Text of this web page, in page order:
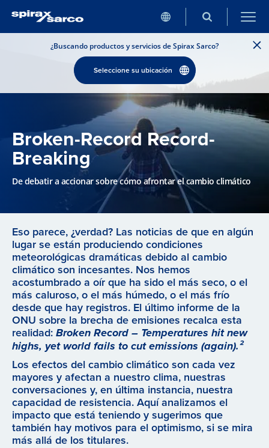
¿Buscando productos y servicios de Spirax Sarco?
Seleccione su ubicación
Broken-Record Record-
Breaking
De debatir a accionar sobre cómo afrontar el cambio climático
Eso parece, ¿verdad? Las noticias de que en algún
lugar se están produciendo condiciones
meteorológicas dramáticas debido al cambio
climático son incesantes. Nos hemos
acostumbrado a oír que ha sido el más seco, o el
más caluroso, o el más húmedo, o el más frío
desde que hay registros. El último informe de la
ONU sobre la brecha de emisiones recalca esta
realidad: Broken Record – Temperatures hit new
highs, yet world fails to cut emissions (again).²
Los efectos del cambio climático son cada vez
mayores y afectan a nuestro clima, nuestras
conversaciones y, en última instancia, nuestra
capacidad de resistencia. Aquí analizamos el
impacto que está teniendo y sugerimos que
también hay motivos para el optimismo, si se mira
más allá de los titulares.